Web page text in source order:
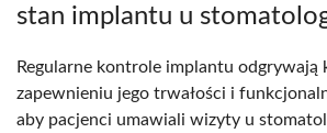
stan implantu u
Regularne kontrole implantu odgrywają
zapewnieniu jego trwałości i
aby pacjenci umawiali wizyty u